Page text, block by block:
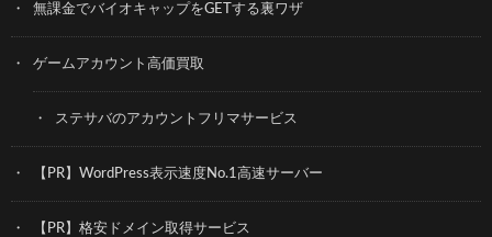
無課金でバイオキャップをGETする裏ワザ
ゲームアカウント高価買取
ステサバのアカウントフリマサービス
【PR】WordPress表示速度No.1高速サーバー
【PR】格安ドメイン取得サービス